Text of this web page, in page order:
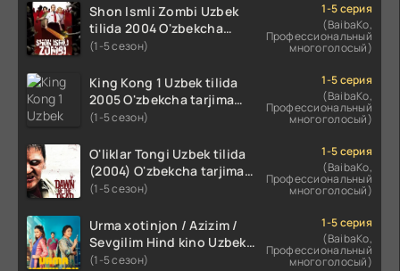
Shon Ismli Zombi Uzbek
tilida 2004 O'zbekcha
tarjima kino HD skachat
(1-5 сезон)
1-5 серия
(BaibaKo,
Профессиональный
многоголосый)
King Kong 1 Uzbek tilida
2005 O'zbekcha tarjima
kino HD skachat
(1-5 сезон)
1-5 серия
(BaibaKo,
Профессиональный
многоголосый)
O'liklar Tongi Uzbek tilida
(2004) O'zbekcha tarjima
kino HD skachat
(1-5 сезон)
1-5 серия
(BaibaKo,
Профессиональный
многоголосый)
Urma xotinjon / Azizim /
Sevgilim Hind kino Uzbek
tilida 2022 O'zbekcha
(1-5 сезон)
1-5 серия
(BaibaKo,
Профессиональный
многоголосый)